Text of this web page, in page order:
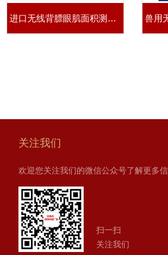
进口无线背膘眼肌面积测定仪
关注我们
欢迎您关注我们的微信公众号了解更多信
扫一扫
关注我们